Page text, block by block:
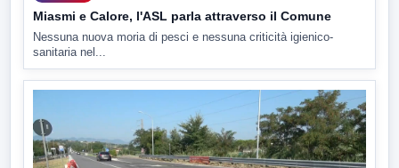
Miasmi e Calore, l'ASL parla attraverso il Comune
Nessuna nuova moria di pesci e nessuna criticità igienico-
sanitaria nel...